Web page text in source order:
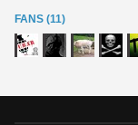
FANS (11)